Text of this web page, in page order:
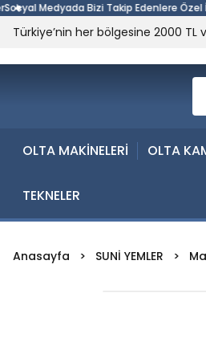
Medyada Bizi Takip Edenlere Özel
Türkiye’nin her bölgesine 2000
OLTA MAKİNELERİ OLTA
TEKNELER
Anasayfa SUNİ YEMLER